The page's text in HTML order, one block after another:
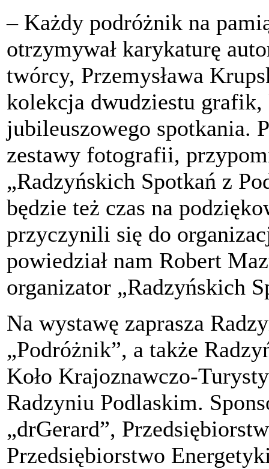
– Każdy podróżnik na
otrzymywał karykaturę
twórcy, Przemysława
kolekcja dwudziestu grafik,
jubileuszowego spotkania.
zestawy fotografii,
„Radzyńskich Spotkań z
będzie też czas na
przyczynili się do
powiedział nam Robert
organizator „Radzyńskich
Na wystawę zaprasza
„Podróżnik”, a także
Koło Krajoznawczo-
Radzyniu Podlaskim.
„drGerard”,
Przedsiębiorstwo